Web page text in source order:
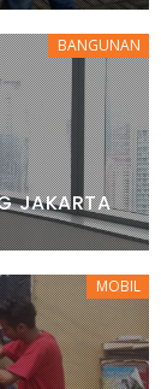
BANGUNAN
JAKARTA
MOBIL